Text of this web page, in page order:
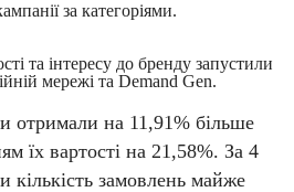
за категоріями.
та інтересу до бренду запустили
мережі та Demand Gen.
отримали на 11,91% більше
їх вартості на 21,58%. За 4
кількість замовлень майже